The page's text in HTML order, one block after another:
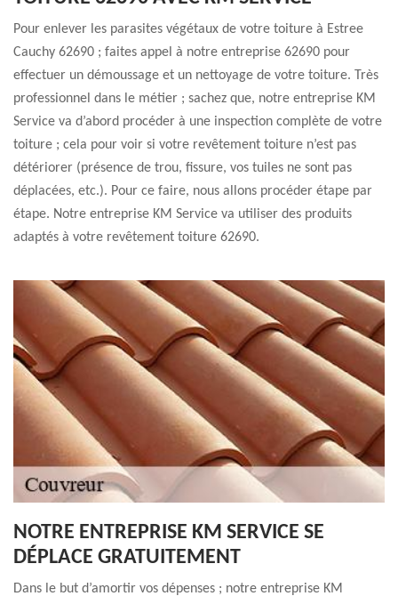
Pour enlever les parasites végétaux de votre toiture à Estree
Cauchy 62690 ; faites appel à notre entreprise 62690 pour
effectuer un démoussage et un nettoyage de votre toiture. Très
professionnel dans le métier ; sachez que, notre entreprise KM
Service va d’abord procéder à une inspection complète de votre
toiture ; cela pour voir si votre revêtement toiture n’est pas
détériorer (présence de trou, fissure, vos tuiles ne sont pas
déplacées, etc.). Pour ce faire, nous allons procéder étape par
étape. Notre entreprise KM Service va utiliser des produits
adaptés à votre revêtement toiture 62690.
NOTRE ENTREPRISE KM SERVICE SE
DÉPLACE GRATUITEMENT
Dans le but d’amortir vos dépenses ; notre entreprise KM